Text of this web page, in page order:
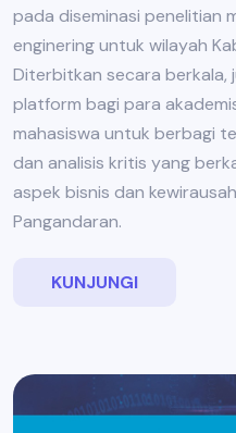
pada diseminasi penelitian
enginering untuk wilayah
Diterbitkan secara berkala,
platform bagi para
mahasiswa untuk berbagi
dan analisis kritis yang
aspek bisnis dan
Pangandaran.
KUNJUNGI